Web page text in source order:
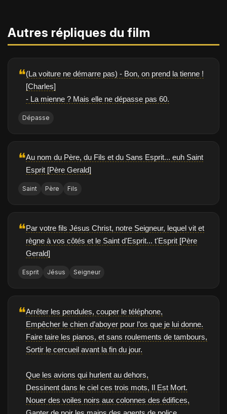
Autres répliques du film
❝(La voiture ne démarre pas) - Bon, on prend la tienne !
[Charles]
- La mienne ? Mais elle ne dépasse pas 60.
Dépasse
❝Au nom du Père, du Fils et du Sans Esprit... euh Saint
Esprit [Père Gerald]
Saint Père Fils
❝Par votre fils Jésus Christ, notre Seigneur, lequel vit et
règne à vos côtés et le Saint d'Esprit... t'Esprit [Père
Gerald]
Esprit Jésus Seigneur
❝Arrêter les pendules, couper le téléphone,
Empêcher le chien d’aboyer pour l’os que je lui donne.
Faire taire les pianos, et sans roulements de tambours,
Sortir le cercueil avant la fin du jour.
Que les avions qui hurlent au dehors,
Dessinent dans le ciel ces trois mots, Il Est Mort.
Nouer des voiles noirs aux colonnes des édifices,